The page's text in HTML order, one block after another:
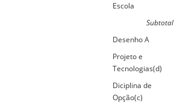
Escola
Subtotal
Desenho A
Projeto e
Tecnologias(d)
Diciplina de
Opção(c)